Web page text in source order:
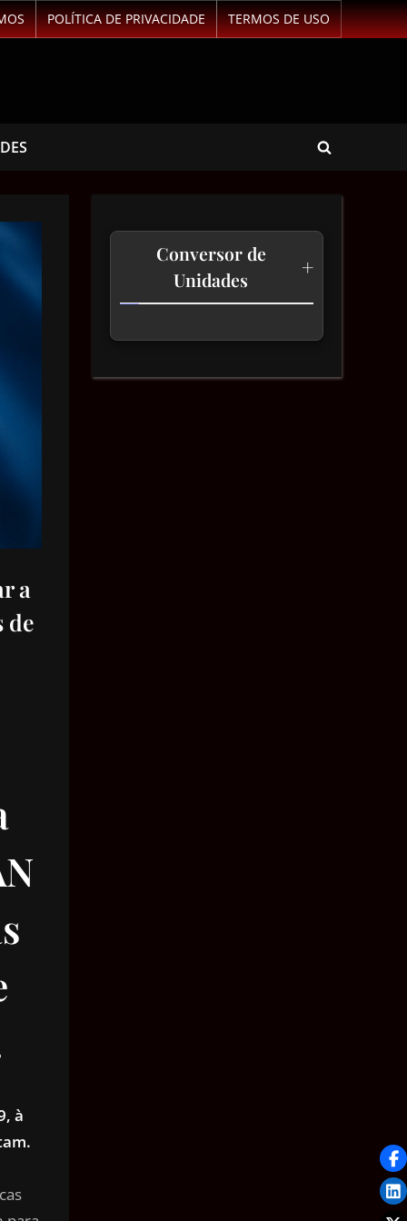
POLÍTICA DE PRIVACIDADE TERMOS DE USO
a
de
à
Conversor de
Unidades
+
Comprimento